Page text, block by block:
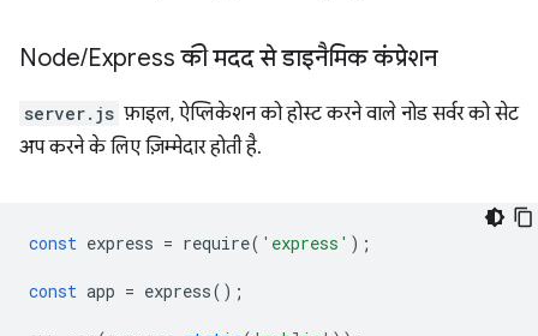
Node/Express की मदद से डाइनैमिक कंप्रेशन
server.js फ़ाइल, ऐप्लिकेशन को होस्ट करने वाले नोड सर्वर को सेट
अप करने के लिए ज़िम्मेदार होती है.
const express = require( 'express' );
const app = express();